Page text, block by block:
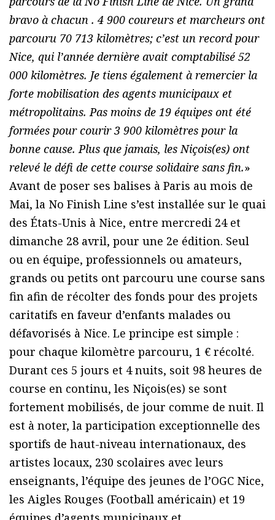
bravo à chacun . 4 900 coureurs et marcheurs ont
parcouru 70 713 kilomètres; c’est un record pour
Nice, qui l’année dernière avait comptabilisé 52
000 kilomètres. Je tiens également à remercier la
forte mobilisation des agents municipaux et
métropolitains. Pas moins de 19 équipes ont été
formées pour courir 3 900 kilomètres pour la
bonne cause. Plus que jamais, les Niçois(es) ont
relevé le défi de cette course solidaire sans fin.»
Avant de poser ses balises à Paris au mois de
Mai, la No Finish Line s’est installée sur le quai
des États-Unis à Nice, entre mercredi 24 et
dimanche 28 avril, pour une 2e édition. Seul
ou en équipe, professionnels ou amateurs,
grands ou petits ont parcouru une course sans
fin afin de récolter des fonds pour des projets
caritatifs en faveur d’enfants malades ou
défavorisés à Nice. Le principe est simple :
pour chaque kilomètre parcouru, 1 € récolté.
Durant ces 5 jours et 4 nuits, soit 98 heures de
course en continu, les Niçois(es) se sont
fortement mobilisés, de jour comme de nuit. Il
est à noter, la participation exceptionnelle des
sportifs de haut-niveau internationaux, des
artistes locaux, 230 scolaires avec leurs
enseignants, l’équipe des jeunes de l’OGC Nice,
les Aigles Rouges (Football américain) et 19